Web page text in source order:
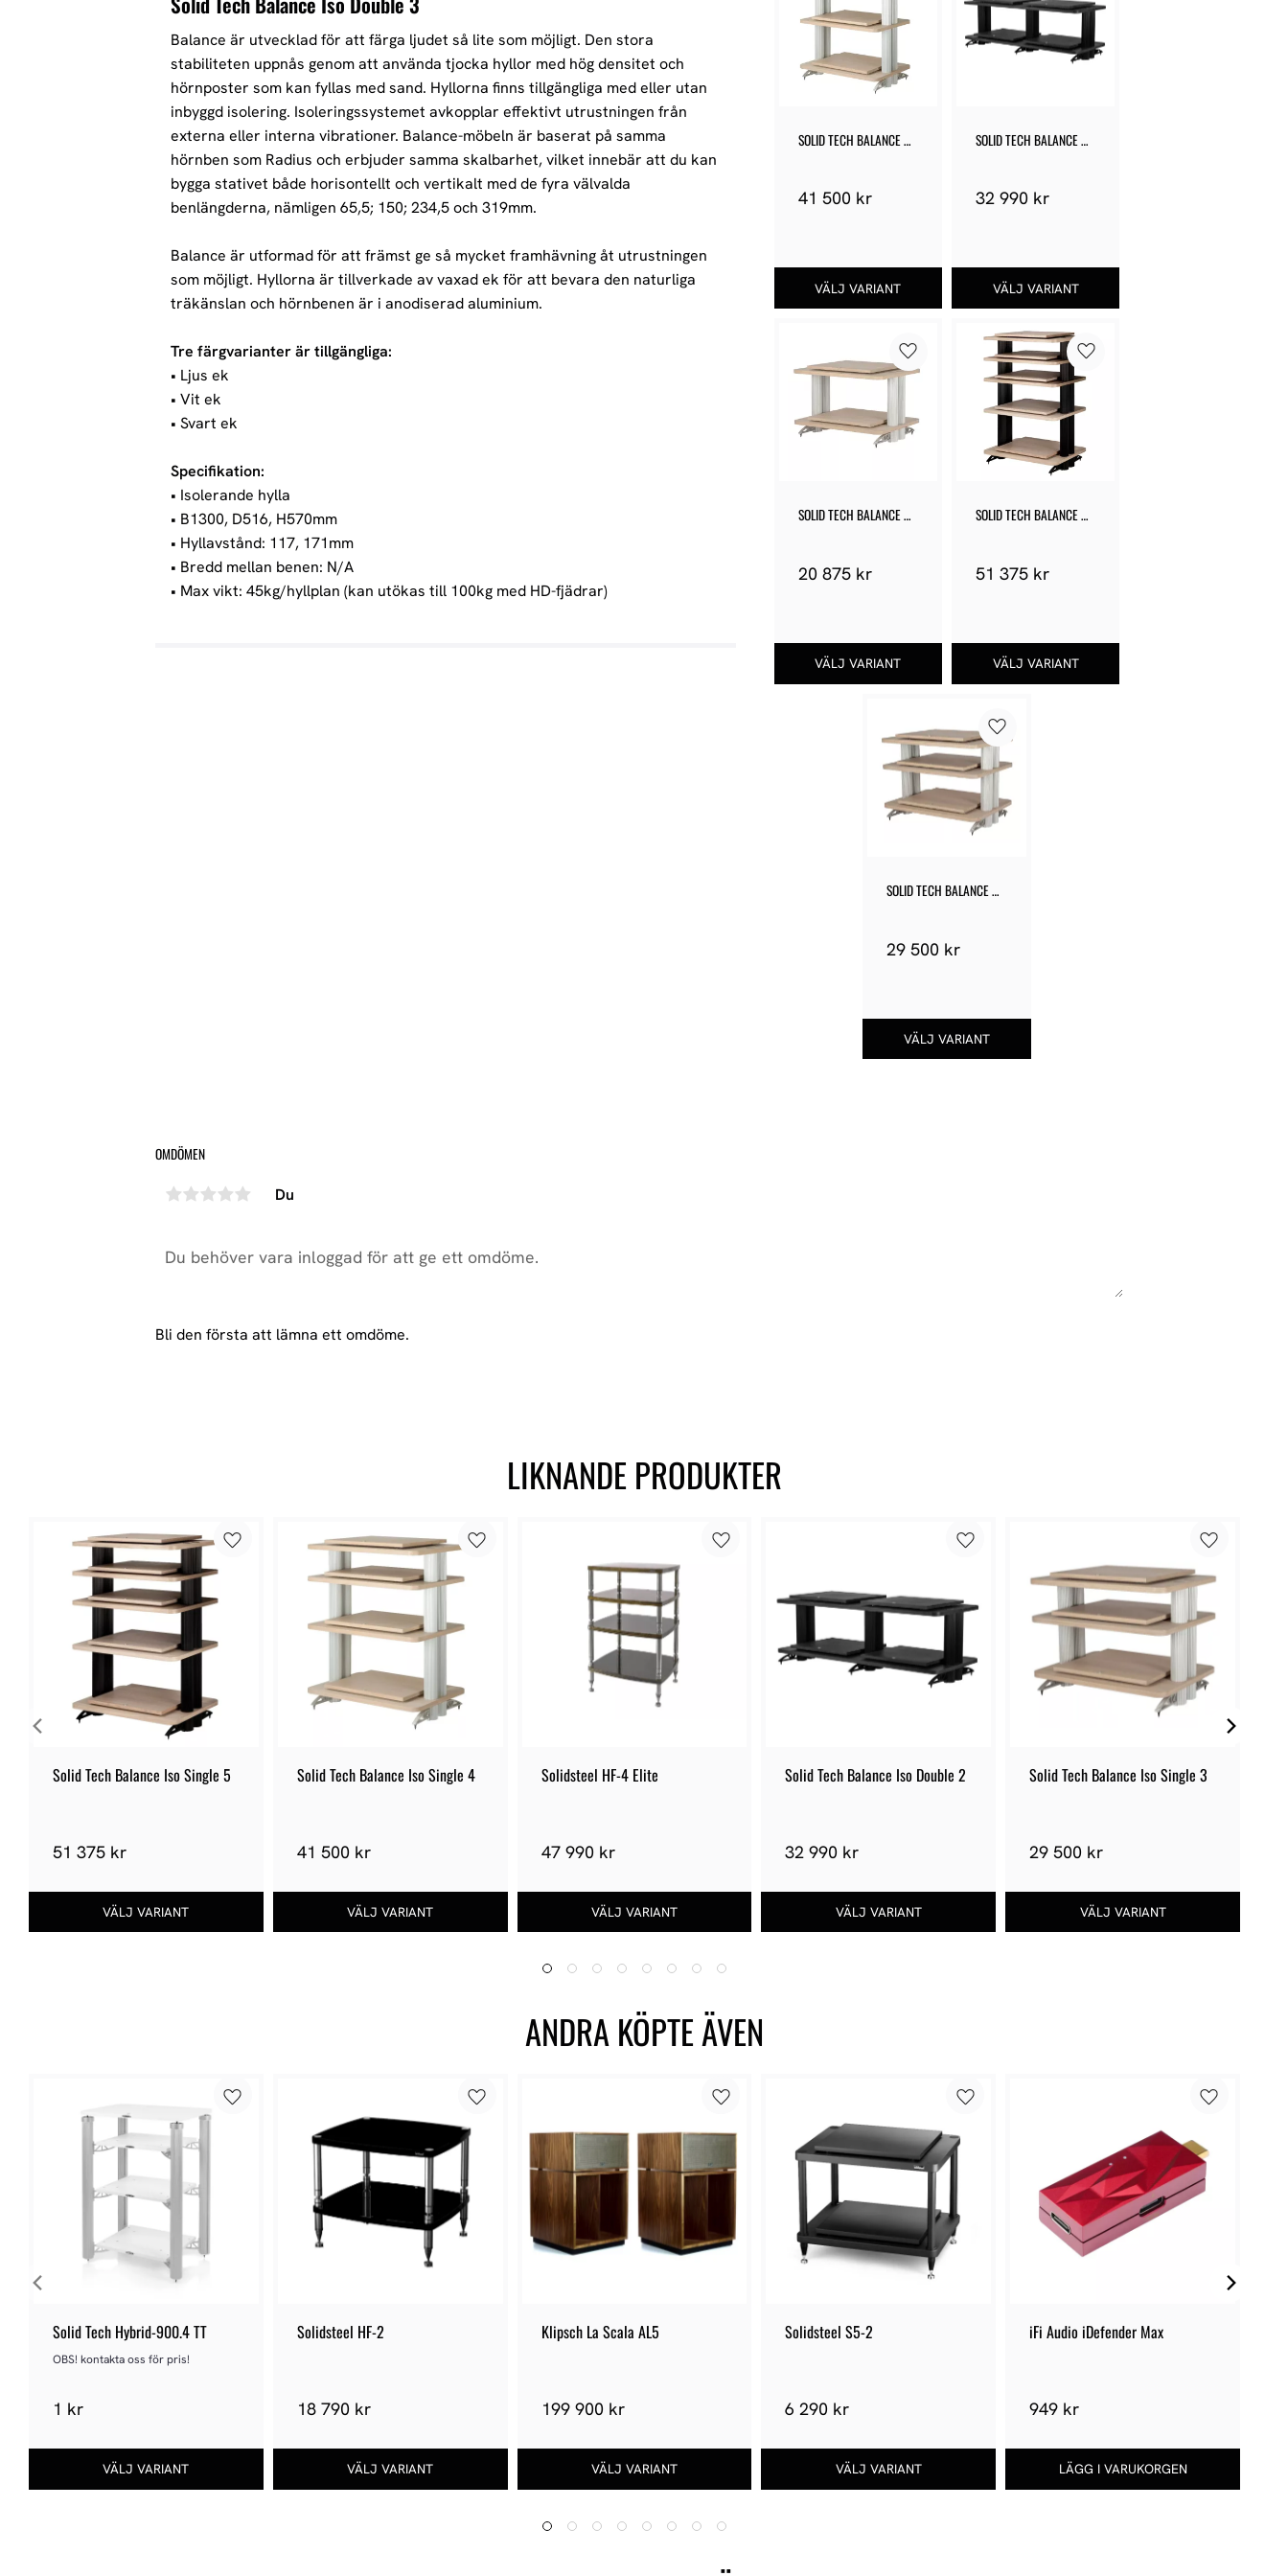
Balance är utvecklad för att färga ljudet så lite som möjligt. Den stora
stabiliteten uppnås genom att använda tjocka hyllor med hög densitet och
hörnposter som kan fyllas med sand. Hyllorna finns tillgängliga med eller utan
inbyggd isolering. Isoleringssystemet avkopplar effektivt utrustningen från
externa eller interna vibrationer. Balance-möbeln är baserat på samma
hörnben som Radius och erbjuder samma skalbarhet, vilket innebär att du kan
bygga stativet både horisontellt och vertikalt med de fyra välvalda
benlängderna, nämligen 65,5; 150; 234,5 och 319mm.
Balance är utformad för att främst ge så mycket framhävning åt utrustningen
som möjligt. Hyllorna är tillverkade av vaxad ek för att bevara den naturliga
träkänslan och hörnbenen är i anodiserad aluminium.
Tre färgvarianter är tillgängliga:
• Ljus ek
• Vit ek
• Svart ek
Specifikation:
• Isolerande hylla
• B1300, D516, H570mm
• Hyllavstånd: 117, 171mm
• Bredd mellan benen: N/A
• Max vikt: 45kg/hyllplan (kan utökas till 100kg med HD-fjädrar)
OMDÖMEN
Du
Bli den första att lämna ett omdöme.
SOLID TECH BALANCE
41 500kr
SOLID TECH BALANCE
32 990kr
SOLID TECH BALANCE
20 875kr
Lägg till i favoriter
SOLID TECH BALANCE
51 375kr
Lägg till i favoriter
SOLID TECH BALANCE
29 500 kr
Lägg till i favoriter
LIKNANDE PRODUKTER
Solid Tech Balance Iso Single 5
51 375 kr
Solid Tech Balance Iso Single 4
41 500 kr
Solidsteel HF-4 Elite
47 990 kr
Solid Tech Balance Iso Double 2
32 990 kr
Solid Tech Balance Iso Single 3
29 500 kr
ANDRA KÖPTE ÄVEN
Solid Tech Hybrid-900.4 TT
OBS! kontakta oss för pris!
1 kr
Solidsteel HF-2
18 790 kr
Klipsch La Scala AL5
199 900 kr
Solidsteel S5-2
6 290 kr
iFi Audio iDefender Max
949 kr